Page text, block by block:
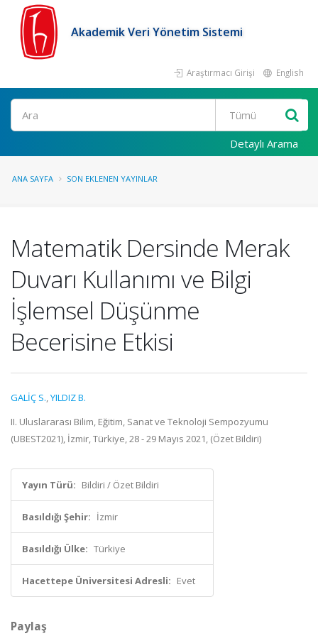
Akademik Veri Yönetim Sistemi
Araştırmacı Girişi English
Ara
Detaylı Arama
ANA SAYFA SON EKLENEN YAYINLAR
Matematik Dersinde Merak
Duvarı Kullanımı ve Bilgi
İşlemsel Düşünme
Becerisine Etkisi
GALİÇ S.,YILDIZ B.
II. Uluslararası Bilim, Eğitim, Sanat ve Teknoloji Sempozyumu
(UBEST2021), İzmir, Türkiye, 28 - 29 Mayıs 2021, (Özet Bildiri)
Yayın Türü: Bildiri / Özet Bildiri
Basıldığı Şehir: İzmir
Basıldığı Ülke: Türkiye
Hacettepe Üniversitesi Adresli: Evet
Paylaş